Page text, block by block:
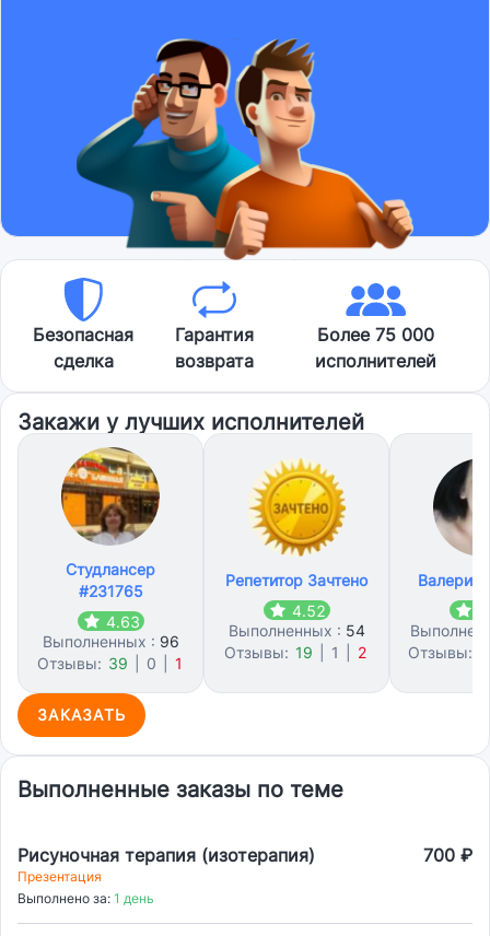
Безопасная
сделка
Гарантия
возврата
Более 75 000
исполнителей
Закажи у лучших исполнителей
Студлансер
#231765
4.63
Выполненных : 96
Отзывы: 39 0 1
Репетитор Зачтено
4.52
Выполненных : 54
Отзывы: 19 1 2
Валерия
Отзывы:
ЗАКАЗАТЬ
Выполненные заказы по теме
Рисуночная терапия (изотерапия) 700 ₽
Презентация
Выполнено за: 1 день